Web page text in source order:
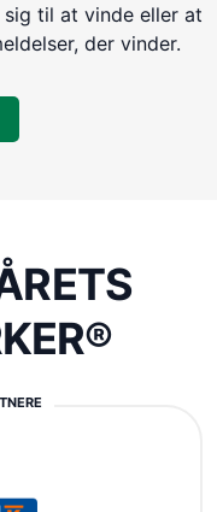
til at vinde eller at
der vinder.